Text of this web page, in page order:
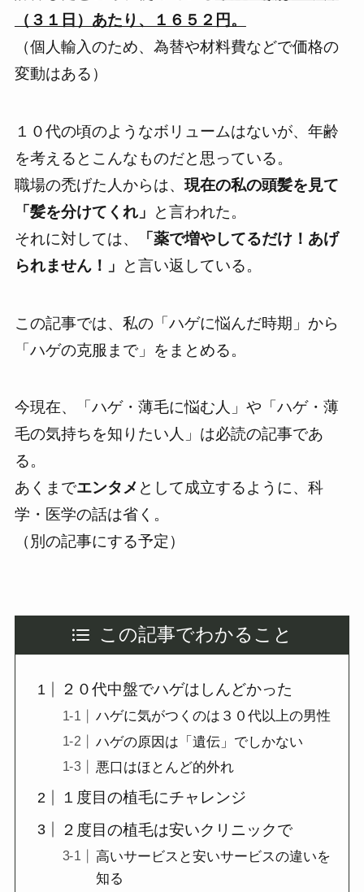
（３１日）あたり、１６５２円。
（個人輸入のため、為替や材料費などで価格の
変動はある）
１０代の頃のようなボリュームはないが、年齢
を考えるとこんなものだと思っている。
職場の禿げた人からは、 現在の私の頭髪を見て
「髪を分けてくれ」
と言われた。
それに対しては、
「薬で増やしてるだけ！あげ
られません！」
と言い返している。
この記事では、私の「ハゲに悩んだ時期」から
「ハゲの克服まで」 をまとめる。
今現在、
「ハゲ・薄毛に悩む人」や「ハゲ・薄
毛の気持ちを知りたい人」 は必読の記事であ
る。
あくまでエンタメ として成立するように、科
学・医学の話は省く。
（別の記事にする予定）
この記事でわかること
２０代中盤でハゲはしんどかった
ハゲに気がつくのは３０代以上の男性
ハゲの原因は「遺伝」でしかない
悪口はほとんど的外れ
１度目の植毛にチャレンジ
２度目の植毛は安いクリニックで
高いサービスと安いサービスの違いを
知る